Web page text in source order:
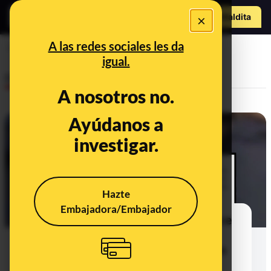
×
A las redes sociales les da
igual.
A nosotros no.
Ayúdanos a
investigar.
Hazte
Embajadora/Embajador
Hazte Maldita
armas nucleares
Cuidado con el contenido que dice
que Meloni ha declarado que
Estados Unidos es la única nación